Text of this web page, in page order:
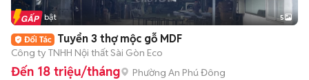
Tin nổi bật 5
Tuyển 3 thợ mộc gỗ MDF
Công ty TNHH Nội thất Sài Gòn Eco
Đến 18 triệu/tháng Phường An Phú Đông